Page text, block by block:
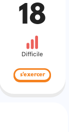
18
Difficile
s'exercer